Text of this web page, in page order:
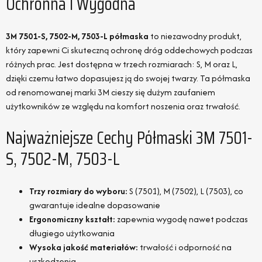
3M 7501-S, 7502-M, 7503-L półmaska to niezawodny produkt,
który zapewni Ci skuteczną ochronę dróg oddechowych podczas
różnych prac. Jest dostępna w trzech rozmiarach: S, M oraz L,
dzięki czemu łatwo dopasujesz ją do swojej twarzy. Ta półmaska
od renomowanej marki 3M cieszy się dużym zaufaniem
użytkowników ze względu na komfort noszenia oraz trwałość.
Najważniejsze Cechy Półmaski 3M 7501-
S, 7502-M, 7503-L
Trzy rozmiary do wyboru:S (7501), M (7502), L (7503), co
gwarantuje idealne dopasowanie
Ergonomiczny kształt: zapewnia wygodę nawet podczas
długiego użytkowania
Wysoka jakość materiałów: trwałość i odporność na